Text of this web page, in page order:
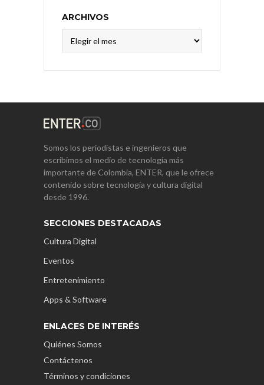
ARCHIVOS
Somos los periodistas e ingenieros que
escribimos el medio de tecnología más
importante de Colombia, ENTER, que le ofrece
contenido sobre tecnología y cultura digital
desde 1996.
SECCIONES DESTACADAS
Cultura Digital
Eventos
Entretenimiento
Apps & Software
ENLACES DE INTERÉS
Quiénes Somos
Contáctenos
Términos y condiciones